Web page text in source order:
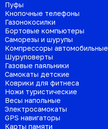
Пуфы
Кнопочные телефоны
Газонокосилки
Бортовые компьютеры
Саморезы и шурупы
Компрессоры автомобильные
Шуруповерты
Газовые паяльники
Самокаты детские
Коврики для фитнеса
Ножи туристические
Весы напольные
Электросамокаты
GPS навигаторы
Карты памяти